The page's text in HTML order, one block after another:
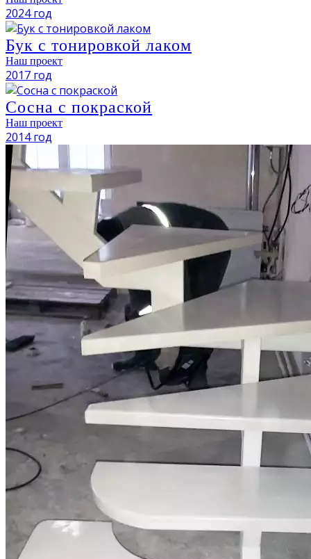
2024 год
Бук с тонировкой лаком
Наш проект
2017 год
Сосна с покраской
Наш проект
2014 год